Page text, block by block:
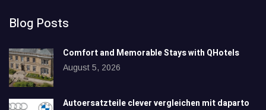
Blog Posts
Comfort and Memorable Stays with QHotels
August 5, 2026
Autoersatzteile clever vergleichen mit daparto